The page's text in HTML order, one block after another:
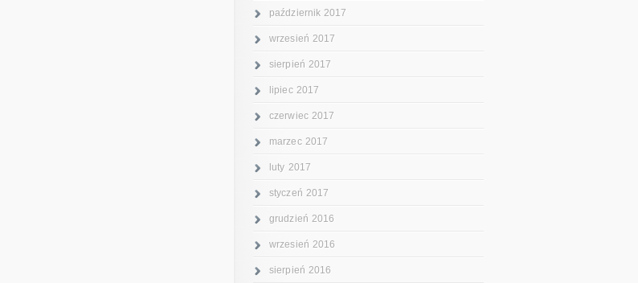
październik 2017
wrzesień 2017
sierpień 2017
lipiec 2017
czerwiec 2017
marzec 2017
luty 2017
styczeń 2017
grudzień 2016
wrzesień 2016
sierpień 2016